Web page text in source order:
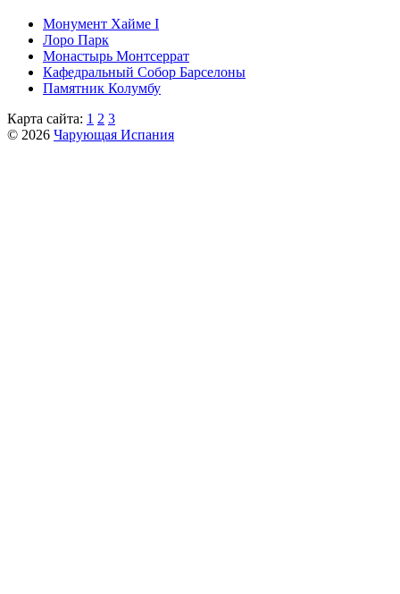
Монумент Хайме I
Лоро Парк
Монастырь Монтсеррат
Кафeдрaльный Собор Барселоны
Пaмятник Колумбу
Карта сайта: 1 2 3
© 2026 Чарующая Испания